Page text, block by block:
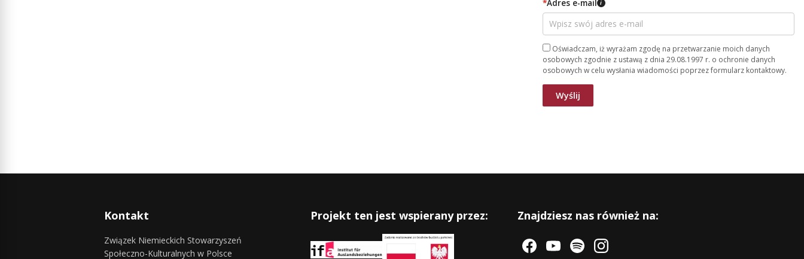
*Adres e-mail i
Oświadczam, iż wyrażam zgodę na przetwarzanie moich danych
osobowych zgodnie z ustawą z dnia 29.08.1997 r. o ochronie danych
osobowych w celu wysłania wiadomości poprzez formularz kontaktowy.
Kontakt
Związek Niemieckich Stowarzyszeń
Społeczno-Kulturalnych w Polsce
Projekt ten jest wspierany przez: Znajdziesz nas również na: